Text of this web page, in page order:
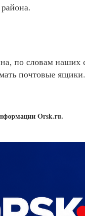
по словам наших
почтовые
Orsk.ru.